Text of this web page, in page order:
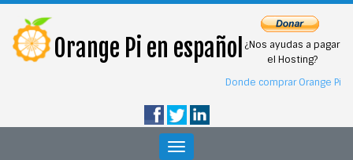
Orange Pi en español
Donde comprar Orange Pi
¿Nos ayudas a pagar
el Hosting?
Toggle